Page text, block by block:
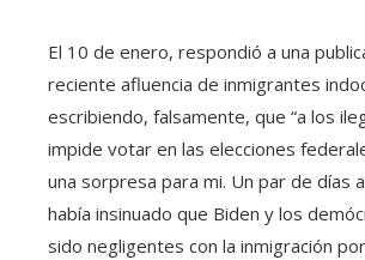
El 10 de enero, respondió a una
reciente afluencia de inmigrantes
escribiendo, falsamente, que “a los
impide votar en las elecciones
una sorpresa para mi. Un par de días
había insinuado que Biden y los
sido negligentes con la inmigración